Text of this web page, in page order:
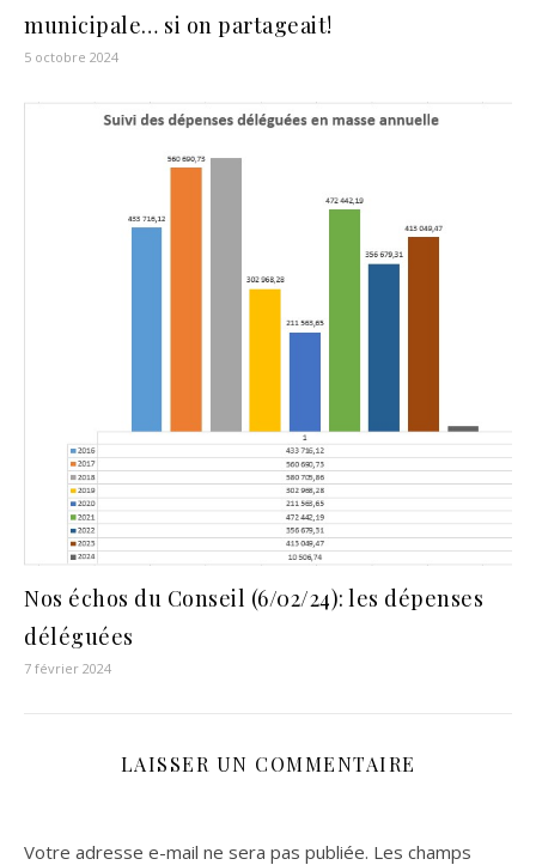
municipale… si on partageait!
5 octobre 2024
Nos échos du Conseil (6/02/24): les dépenses
déléguées
7 février 2024
LAISSER UN COMMENTAIRE
Votre adresse e-mail ne sera pas publiée. Les champs